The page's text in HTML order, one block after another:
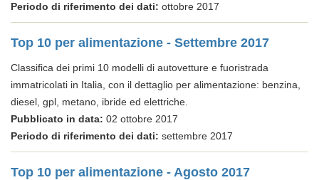
Periodo di riferimento dei dati: ottobre 2017
Top 10 per alimentazione - Settembre 2017
Classifica dei primi 10 modelli di autovetture e fuoristrada
immatricolati in Italia, con il dettaglio per alimentazione: benzina,
diesel, gpl, metano, ibride ed elettriche.
Pubblicato in data: 02 ottobre 2017
Periodo di riferimento dei dati: settembre 2017
Top 10 per alimentazione - Agosto 2017